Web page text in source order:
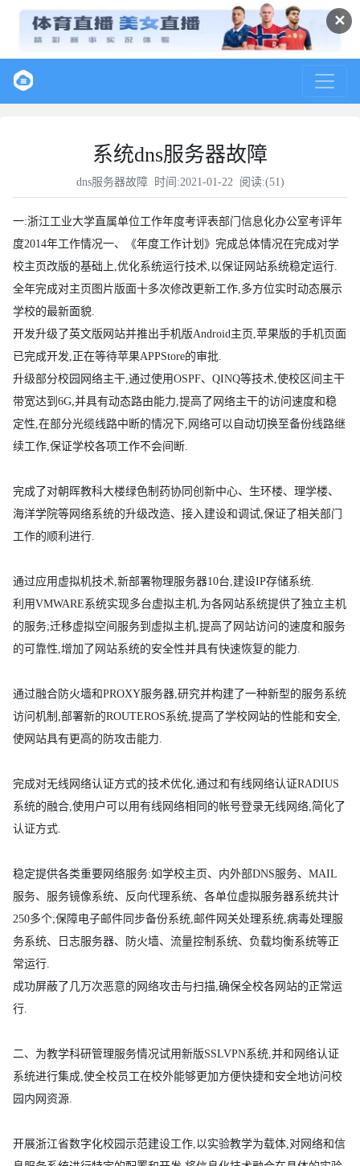
✕
系统dns服务器故障
dns服务器故障时间:2021-01-22 阅读:(51)
一:浙江工业大学直属单位工作年度考评表部门信息化办公室考评年
度2014年工作情况一、《年度工作计划》完成总体情况在完成对学
校主页改版的基础上,优化系统运行技术,以保证网站系统稳定运行.
全年完成对主页图片版面十多次修改更新工作,多方位实时动态展示
学校的最新面貌.
开发升级了英文版网站并推出手机版Android主页,苹果版的手机页面
已完成开发,正在等待苹果APPStore的审批.
升级部分校园网络主干,通过使用OSPF、QINQ等技术,使校区间主干
带宽达到6G,并具有动态路由能力,提高了网络主干的访问速度和稳
定性,在部分光缆线路中断的情况下,网络可以自动切换至备份线路继
续工作,保证学校各项工作不会间断.
完成了对朝晖教科大楼绿色制药协同创新中心、生环楼、理学楼、
海洋学院等网络系统的升级改造、接入建设和调试,保证了相关部门
工作的顺利进行.
通过应用虚拟机技术,新部署物理服务器10台,建设IP存储系统.
利用VMWARE系统实现多台虚拟主机,为各网站系统提供了独立主机
的服务;迁移虚拟空间服务到虚拟主机,提高了网站访问的速度和服务
的可靠性,增加了网站系统的安全性并具有快速恢复的能力.
通过融合防火墙和PROXY服务器,研究并构建了一种新型的服务系统
访问机制,部署新的ROUTEROS系统,提高了学校网站的性能和安全,
使网站具有更高的防攻击能力.
完成对无线网络认证方式的技术优化,通过和有线网络认证RADIUS
系统的融合,使用户可以用有线网络相同的帐号登录无线网络,简化了
认证方式.
稳定提供各类重要网络服务:如学校主页、内外部DNS服务、MAIL
服务、服务镜像系统、反向代理系统、各单位虚拟服务器系统共计
250多个;保障电子邮件同步备份系统,邮件网关处理系统,病毒处理服
务系统、日志服务器、防火墙、流量控制系统、负载均衡系统等正
常运行.
成功屏蔽了几万次恶意的网络攻击与扫描,确保全校各网站的正常运
行.
二、为教学科研管理服务情况试用新版SSLVPN系统,并和网络认证
系统进行集成,使全校员工在校外能够更加方便快捷和安全地访问校
园内网资源.
开展浙江省数字化校园示范建设工作,以实验教学为载体,对网络和信